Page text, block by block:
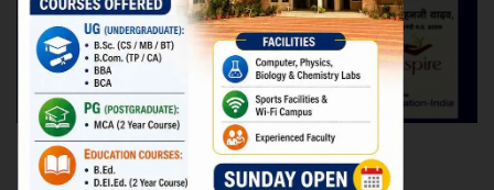
मध्यप्रदेश
विदेश
उत्तर प्रदेश